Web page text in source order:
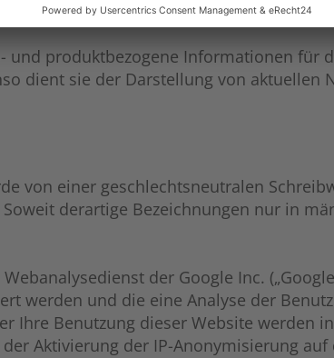
und produktbezogene Informationen für
dient sie der Darstellung von aktuellen
von einer geschlechtsneutralen
derartige Bezeichnungen nur in
der Google Inc.
werden und die eine Analyse der
Ihre Benutzung dieser Website werden
Aktivierung der IP-Anonymisierung